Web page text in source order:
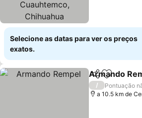
Selecione as datas para ver os preços
exatos.
Partilhar
Armando
/
Pontuação
a 10.5 km de